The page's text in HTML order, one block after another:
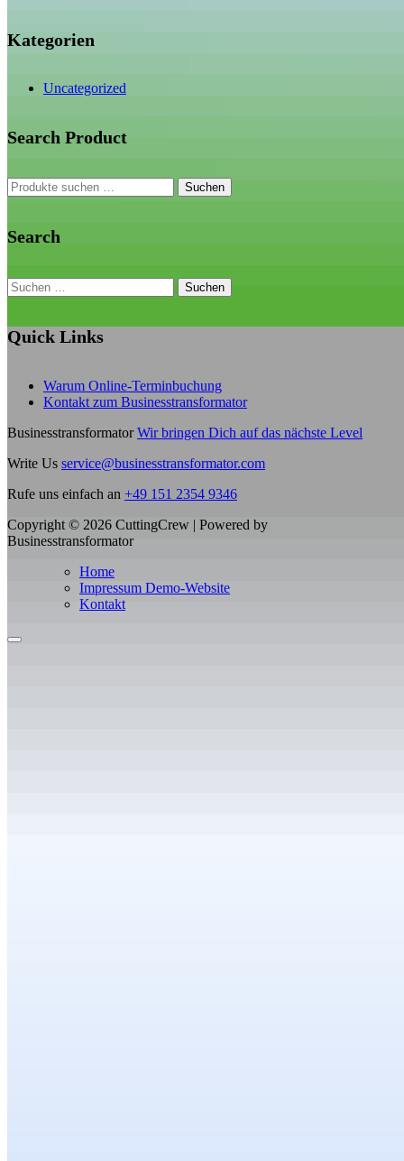
Kategorien
Uncategorized
Search Product
Suchen
nach:
Suchen
Search
Suchen
nach:
Quick Links
Warum Online-Terminbuchung
Kontakt zum Businesstransformator
Businesstransformator Wir bringen Dich auf das nächste Level
Write Us service@businesstransformator.com
Rufe uns einfach an +49 151 2354 9346
Copyright © 2026 CuttingCrew | Powered by
Businesstransformator
Home
Impressum Demo-Website
Kontakt